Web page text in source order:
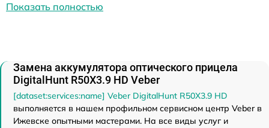
Показать полностью
Замена аккумулятора оптического прицела
DigitalHunt R50X3.9 HD Veber
[dataset:services:name] Veber DigitalHunt R50X3.9 HD
выполняется в нашем профильном сервисном центр Veber в
Ижевске опытными мастерами. На все виды услуг и